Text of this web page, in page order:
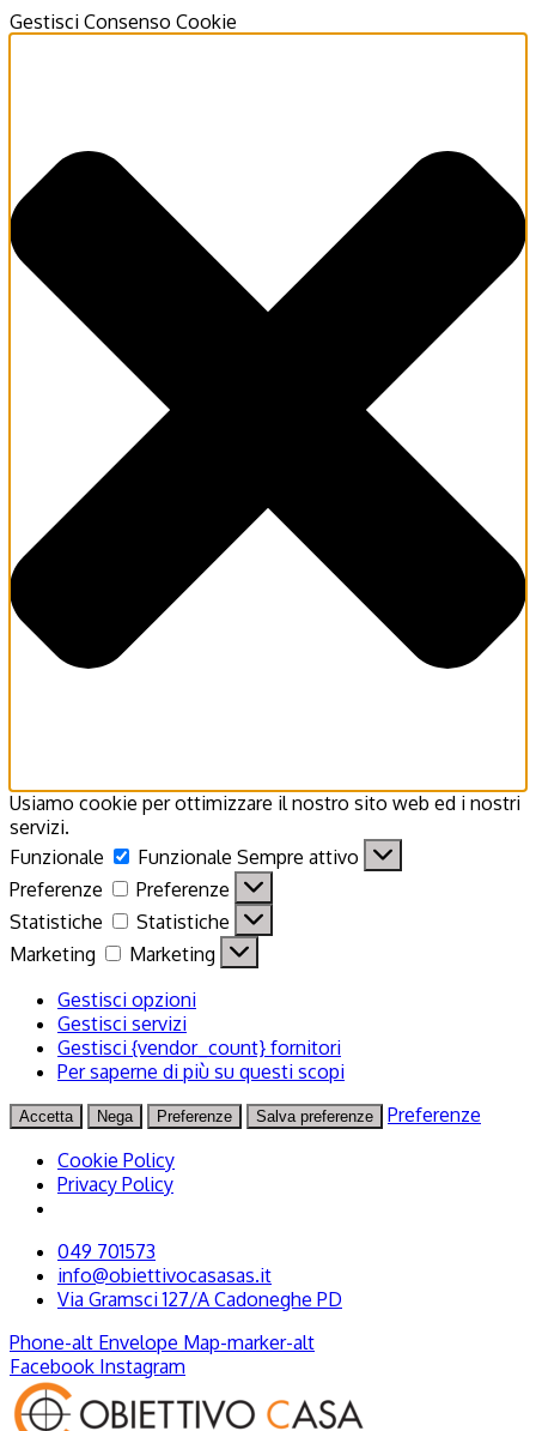
Gestisci Consenso Cookie
Usiamo cookie per ottimizzare il nostro sito web ed i nostri
servizi.
Funzionale
Funzionale Sempre attivo
Preferenze
Preferenze
Statistiche
Statistiche
Marketing
Marketing
Gestisci opzioni
Gestisci servizi
Gestisci {vendor_count} fornitori
Per saperne di più su questi scopi
Accetta Nega Preferenze Salva preferenze
Preferenze
Cookie Policy
Privacy Policy
049 701573
info@obiettivocasasas.it
Via Gramsci 127/A Cadoneghe PD
Phone-alt Envelope Map-marker-alt
Facebook Instagram